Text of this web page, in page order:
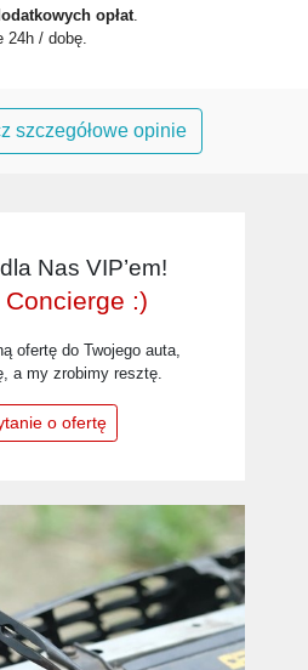
opłat
24h / dobę.
szczegółowe opinie
Nas VIP’em!
Concierge :)
ofertę do Twojego auta,
a my zrobimy resztę.
o ofertę